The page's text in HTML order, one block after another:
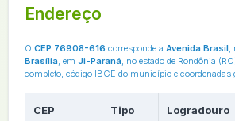
Endereço
O CEP 76908-616 corresponde a Avenida Brasil,
Brasília, em Ji-Paraná, no estado de Rondônia
completo, código IBGE do município e coordenadas
CEP Tipo Logradouro